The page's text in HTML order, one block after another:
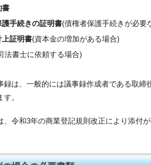
書
護手続きの証明書(債権者保護手続きが必要
上証明書(資本金の増加がある場合)
法書士に依頼する場合)
録は、一般的には議事録作成者である取締
。
、令和3年の商業登記規則改正により添付が